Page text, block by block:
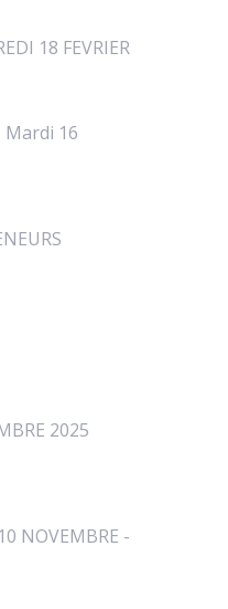
18 FEVRIER
Mardi 16
2025
NOVEMBRE -